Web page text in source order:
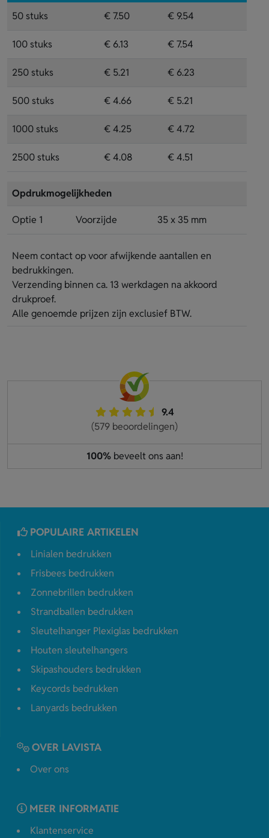
50 stuks € 7.50 € 9.54
100 stuks € 6.13 € 7.54
250 stuks € 5.21 € 6.23
500 stuks € 4.66 € 5.21
1000 stuks € 4.25 € 4.72
2500 stuks € 4.08 € 4.51
Opdrukmogelijkheden
Optie 1 Voorzijde 35 x 35 mm
Neem contact op voor afwijkende aantallen en
bedrukkingen.
Verzending binnen ca. 13 werkdagen na akkoord
drukproef.
Alle genoemde prijzen zijn exclusief BTW.
9.4
(579 beoordelingen)
100%beveelt ons aan!
POPULAIRE ARTIKELEN
Linialen bedrukken
Frisbees bedrukken
Zonnebrillen bedrukken
Strandballen bedrukken
Sleutelhanger Plexiglas bedrukken
Houten sleutelhangers
Skipashouders bedrukken
Keycords bedrukken
Lanyards bedrukken
OVER LAVISTA
Over ons
MEER INFORMATIE
Klantenservice